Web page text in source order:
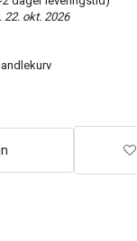
22. okt. 2026